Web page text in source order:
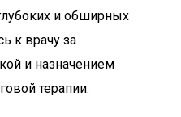
и обширных
к врачу за
и назначением
терапии.